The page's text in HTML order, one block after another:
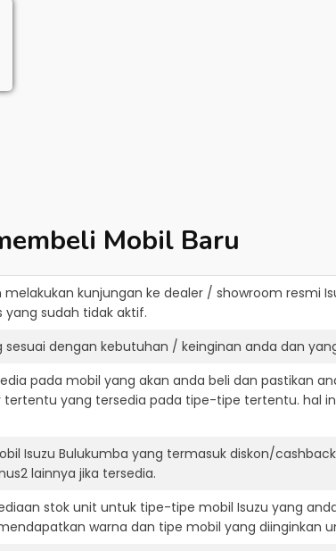
Mobil Baru
kunjungan ke dealer / showroom resmi
yang sudah tidak aktif.
dengan kebutuhan / keinginan anda dan
pada mobil yang akan anda beli dan pastikan
yang tersedia pada tipe-tipe tertentu. hal
Isuzu Bulukumba yang termasuk diskon/
lainnya jika tersedia.
stok unit untuk tipe-tipe mobil Isuzu yang
warna dan tipe mobil yang diinginkan